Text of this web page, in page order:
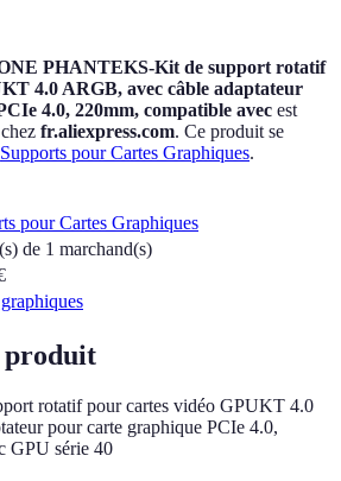
PHANTEKS-Kit de support rotatif
4.0 ARGB, avec câble adaptateur
4.0, 220mm, compatible avec est
chez fr.aliexpress.com. Ce produit se
Supports pour Cartes Graphiques.
pour Cartes Graphiques
de 1 marchand(s)
produit
rotatif pour cartes vidéo GPUKT 4.0
pour carte graphique PCIe 4.0,
GPU série 40